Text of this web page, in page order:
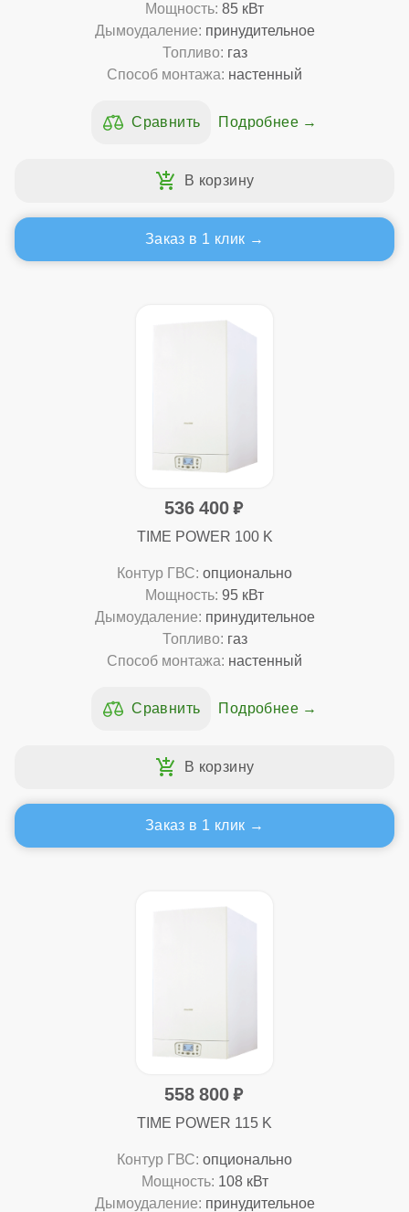
Мощность: 85 кВт
Дымоудаление: принудительное
Топливо: газ
Способ монтажа: настенный
Подробнее
Заказ в 1 клик
536 400
TIME POWER 100 K
Контур ГВС: опционально
Мощность: 95 кВт
Дымоудаление: принудительное
Топливо: газ
Способ монтажа: настенный
Подробнее
Заказ в 1 клик
558 800
TIME POWER 115 K
Контур ГВС: опционально
Мощность: 108 кВт
Дымоудаление: принудительное